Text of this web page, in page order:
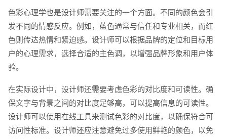
色彩心理学也是设计师需要关注的一个方面。不同的颜色会引
发不同的情感反应。例如，蓝色通常与信任和专业相关，而红
色则传达热情和紧迫感。设计师可以根据品牌的定位和目标用
户的心理需求，选择合适的主色调，以增强品牌形象和用户体
验。
在实际设计中，设计师还需要考虑色彩的对比度和可读性。确
保文字与背景之间的对比度足够高，可以提高信息的可读性。
设计师可以使用在线工具来测试色彩的对比度，以确保符合可
访问性标准。设计师还应注意避免过多使用鲜艳的颜色，以免